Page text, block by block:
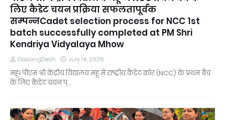
लिए कैडेट चयन प्रक्रिया सफलतापूर्वक
सम्पन्नCadet selection process for NCC 1st
batch successfully completed at PM Shri
Kendriya Vidyalaya Mhow
DabangDesh July 14, 2026
महू। पीएम श्री केंद्रीय विद्यालय महू में राष्ट्रीय कैडेट कोर (NCC) के प्रथम बैच
के लिए कैडेट चयन प्…